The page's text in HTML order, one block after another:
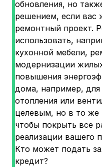
обновления, но
решением, если вас
ремонтный проект.
использовать,
кухонной мебели,
модернизации
повышения
дома, например,
отопления или
целевым, но в то же
чтобы покрыть все
реализации вашего
Кто может подать
кредит?